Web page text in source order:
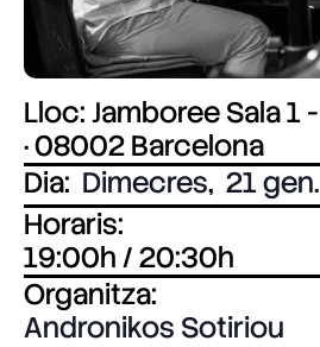
Lloc: Jamboree Sala 1
· 08002 Barcelona
Dia: Dimecres, 21 gen.
Horaris:
19:00h / 20:30h
Organitza:
Andronikos Sotiriou